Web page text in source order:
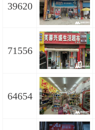
39620
71556
64654